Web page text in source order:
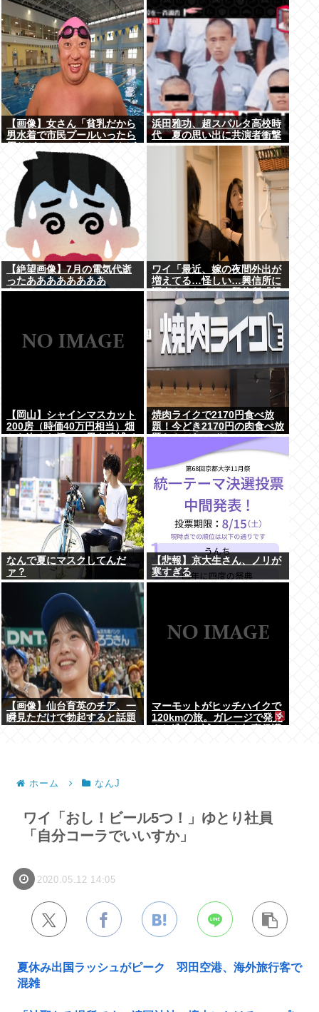
検【いさ酒場】
【画像】女さん「貧乳だから
男水着で市民プールいったら
いwww」5万いいね
浜田雅功、超スパルタ高校時
代 夏の思い出に共演者衝撃
【絶望画像】7月の電気代逝
ったああああああああ
あ！！！！！
ワイ「最近、嫁の夜間外出が
増えてる…怪しい…興信所に
調査させたろ！」興信所「報
告します」⇒結果www
【岡山】シャインマスカット
200房（時価40万円相当）畑
から盗んだ疑いで男を逮捕 ネ
ットで販売
焼肉ライクで2170円食べ放
題！今どき2170円の肉食べ放
題なんてないぞ！
なんで夏にマスクしてんだ
ァ？
【悲報】京大生さん、ノリが
寒すぎる
【画像】仙台育英のチア、一
瞬見ただけで勃起すると話題
マーモットがヒッチハイクで
120kmの旅。ガレージで発見
ホーム なんJ
ワイ「おし！ビール5つ！」ゆとり社員
「自分コーラでいいすか」
2020.05.12 14:05
夏休み出国ラッシュがピーク 羽田空港、海外旅行客で
混雑